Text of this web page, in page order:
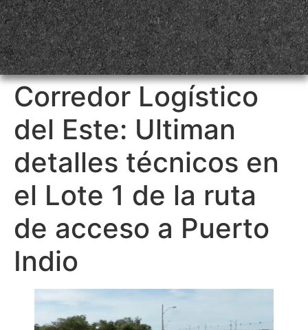
Corredor Logístico
del Este: Ultiman
detalles técnicos en
el Lote 1 de la ruta
de acceso a Puerto
Indio